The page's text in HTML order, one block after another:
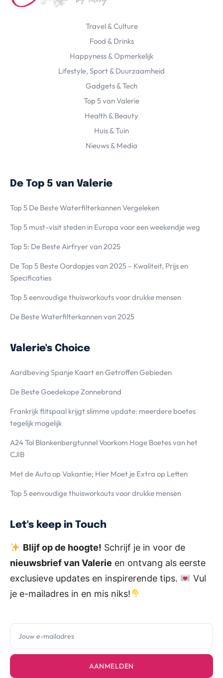
Travel & Culture
Food & Drinks
Happyness & Opmerkelijk
Lifestyle, Sport & Duurzaamheid
Gadgets & Tech
Top 5 van Valerie
Health & Beauty
Huis & Tuin
Nieuws & Media
De Top 5 van Valerie
Top 5 De Beste Waterfilterkannen Vergeleken
Top 5 must-visit steden in Europa voor een weekendje weg
Top 5: De Beste Airfryer van 2025
De Top 5 Beste Oordopjes van 2025 – Kwaliteit, Prijs en
Specificaties
Top 5 eenvoudige thuisworkouts voor drukke mensen
De Beste Waterfilterkannen van 2025
Valerie's Choice
Aardbeving Spanje Kaart en Getroffen Gebieden
De Beste Goedekope Zonnebrand
Frankrijk flitspaal krijgt slimme update: meerdere boetes
tegelijk mogelijk
A24 Tol Blankenbergtunnel Voorkom Hoge Boetes van het
CJIB
Met de Auto op Vakantie; Hier Moet je Extra op Letten
Top 5 eenvoudige thuisworkouts voor drukke mensen
Let's keep in Touch
Blijf op de hoogte! Schrijf je in voor de
nieuwsbrief van Valerie en ontvang als eerste
exclusieve updates en inspirerende tips.
Vul
je e-mailadres in en mis niks!
AANMELDEN